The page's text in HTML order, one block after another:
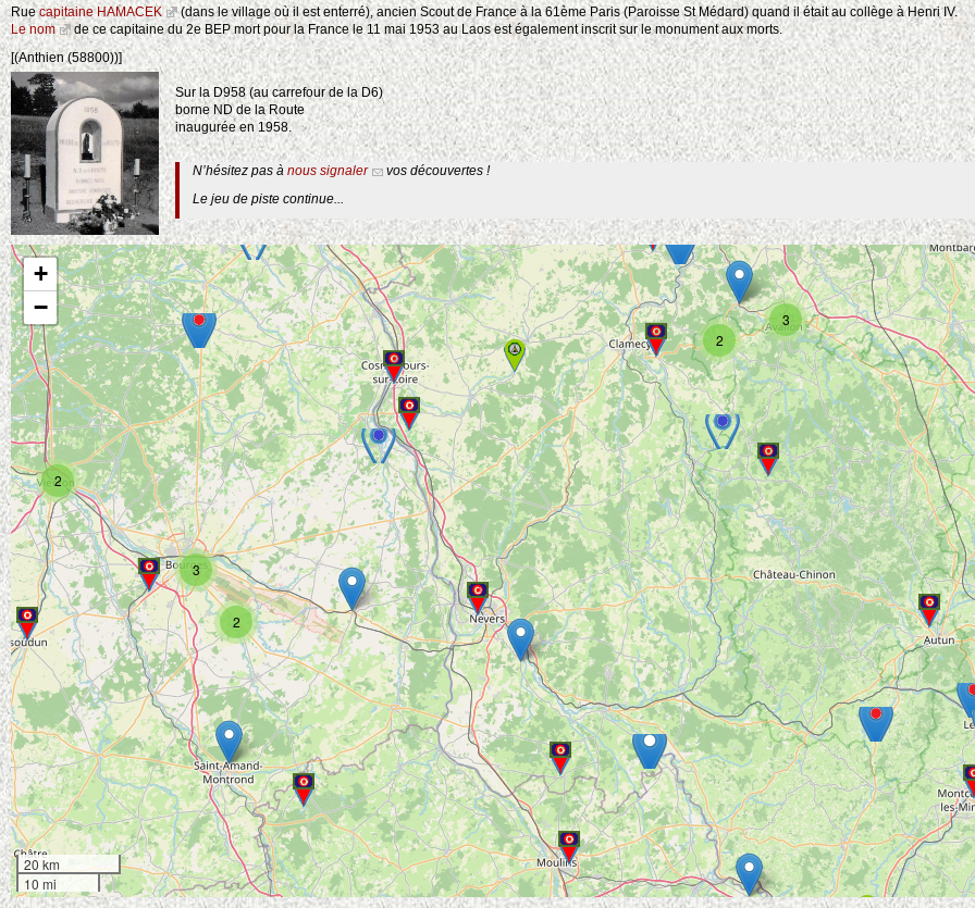
Ruecapitaine HAMACEK
(dans le village où il est enterré), ancien Scout de France à la 61ème Paris (Paroisse St Médard) quand il était au collège à Henri IV.
Le nom
de ce capitaine du 2e BEP mort pour la France le 11 mai 1953 au Laos est également inscrit sur le monument aux morts.
[(Anthien (58800))]
Sur la D958 (au carrefour de la D6)
borne ND de la Route
inaugurée en 1958.
N’hésitez pas à nous signaler
vos découvertes !
Le jeu de piste continue...
2
2
3
3
2
4
+
−
20 km
10 mi